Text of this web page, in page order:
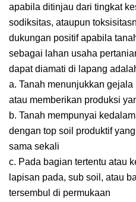
apabila ditinjau dari tingkat
sodiksitas, ataupun
dukungan positif apabila
sebagai lahan usaha
dapat diamati di lapang
a. Tanah menunjukkan
atau memberikan produksi
b. Tanah mempunyai
dengan top soil produktif
sama sekali
c. Pada bagian tertentu atau
lapisan pada, sub soil, atau
tersembul di permukaan